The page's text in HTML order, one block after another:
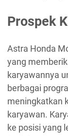
Prospek
Astra Honda
yang
karyawannya
berbagai
meningkatkan
karyawan.
ke posisi yang